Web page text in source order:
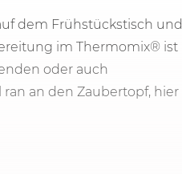
dem Frühstückstisch und
im Thermomix® ist
oder auch
ran an den Zaubertopf, hier